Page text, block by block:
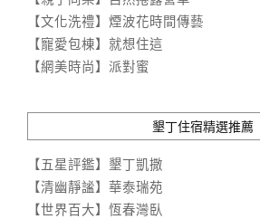
【文化洗禮】煙波花時間傳藝
【寵愛包棟】就想住這
【網美時尚】派對蜜
墾丁住宿精選推薦
【五星評鑑】墾丁凱撒
【清幽靜謐】華泰瑞苑
【世界百大】恆春灣臥